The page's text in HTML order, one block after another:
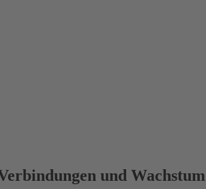
und Wachstum